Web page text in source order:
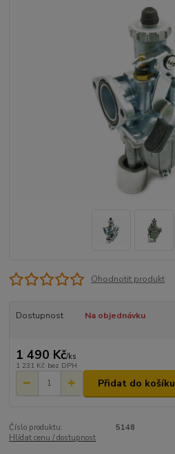
Ohodnotit produkt
Dostupnost Na objednávku
1 490 Kč/ks
1 231 Kč bez DPH
Přidat do košíku
Číslo produktu:
5148
Hlídat cenu / dostupnost